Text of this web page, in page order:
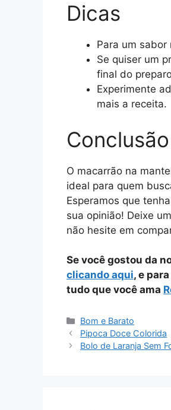
Dicas
Para um
Se quiser um
final do
Experimente
mais a receita.
Conclusão
O macarrão na
ideal para quem
Esperamos que
sua opinião! Deixe
não hesite em
Se você gostou da
clicando aqui, e
tudo que você ama
Categorias
Bom e Barato
Pipoca Doce Colorida
Bolo de Laranja Sem